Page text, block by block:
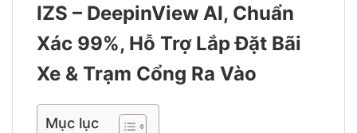
IZS – DeepinView AI, Chuẩn
Xác 99%, Hỗ Trợ Lắp Đặt Bãi
Xe & Trạm Cổng Ra Vào
Mục lục